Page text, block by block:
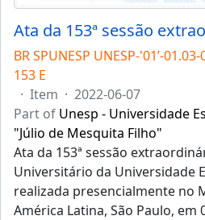
BR SPUNESP UNESP-'01’-
153 E
· Item · 2022-06-07
Part of Unesp - Universidade
"Júlio de Mesquita Filho"
Ata da 153ª sessão
Universitário da Universidade
realizada presencialmente no
América Latina, São Paulo, em